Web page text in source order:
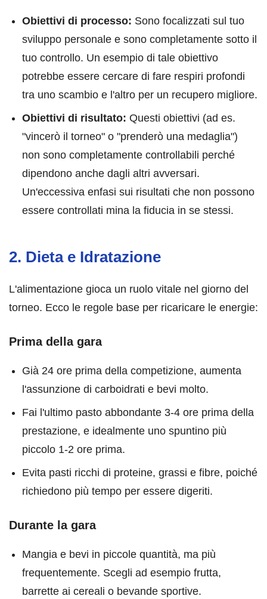
Obiettivi di processo: Sono focalizzati sul tuo
sviluppo personale e sono completamente sotto il
tuo controllo. Un esempio di tale obiettivo
potrebbe essere cercare di fare respiri profondi
tra uno scambio e l'altro per un recupero migliore.
Obiettivi di risultato: Questi obiettivi (ad es.
"vincerò il torneo" o "prenderò una medaglia")
non sono completamente controllabili perché
dipendono anche dagli altri avversari.
Un'eccessiva enfasi sui risultati che non possono
essere controllati mina la fiducia in se stessi.
2. Dieta e Idratazione
L'alimentazione gioca un ruolo vitale nel giorno del
torneo. Ecco le regole base per ricaricare le energie:
Prima della gara
Già 24 ore prima della competizione, aumenta
l'assunzione di carboidrati e bevi molto.
Fai l'ultimo pasto abbondante 3-4 ore prima della
prestazione, e idealmente uno spuntino più
piccolo 1-2 ore prima.
Evita pasti ricchi di proteine, grassi e fibre, poiché
richiedono più tempo per essere digeriti.
Durante la gara
Mangia e bevi in piccole quantità, ma più
frequentemente. Scegli ad esempio frutta,
barrette ai cereali o bevande sportive.